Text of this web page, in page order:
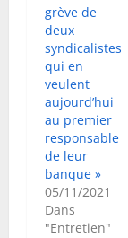
grève de
deux
syndicalistes
qui en
veulent
aujourd’hui
au premier
responsable
de leur
banque »
05/11/2021
Dans
"Entretien"